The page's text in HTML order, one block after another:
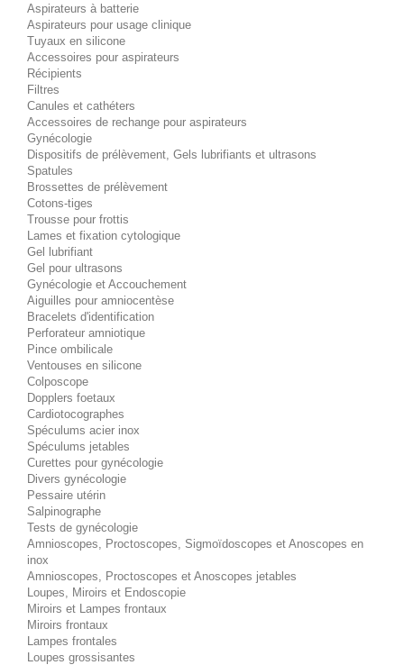
Aspirateurs à batterie
Aspirateurs pour usage clinique
Tuyaux en silicone
Accessoires pour aspirateurs
Récipients
Filtres
Canules et cathéters
Accessoires de rechange pour aspirateurs
Gynécologie
Dispositifs de prélèvement, Gels lubrifiants et ultrasons
Spatules
Brossettes de prélèvement
Cotons-tiges
Trousse pour frottis
Lames et fixation cytologique
Gel lubrifiant
Gel pour ultrasons
Gynécologie et Accouchement
Aiguilles pour amniocentèse
Bracelets d'identification
Perforateur amniotique
Pince ombilicale
Ventouses en silicone
Colposcope
Dopplers foetaux
Cardiotocographes
Spéculums acier inox
Spéculums jetables
Curettes pour gynécologie
Divers gynécologie
Pessaire utérin
Salpinographe
Tests de gynécologie
Amnioscopes, Proctoscopes, Sigmoïdoscopes et Anoscopes en
inox
Amnioscopes, Proctoscopes et Anoscopes jetables
Loupes, Miroirs et Endoscopie
Miroirs et Lampes frontaux
Miroirs frontaux
Lampes frontales
Loupes grossisantes